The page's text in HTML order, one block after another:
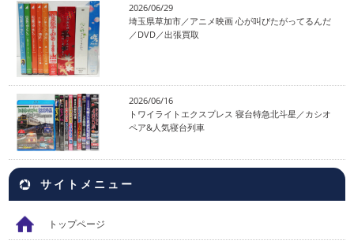
2026/06/29
埼玉県草加市／アニメ映画 心が叫びたがってるんだ
／DVD／出張買取
2026/06/16
トワイライトエクスプレス 寝台特急北斗星／カシオ
ペア&人気寝台列車
サイトメニュー
トップページ